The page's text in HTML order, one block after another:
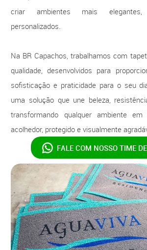
criar ambientes mais
personalizados.
Na BR Capachos, trabalhamos com
qualidade, desenvolvidos para
sofisticação e praticidade para o seu
uma solução que une beleza,
transformando qualquer ambiente
acolhedor, protegido e visualmente
FALE COM NOSSO TIME